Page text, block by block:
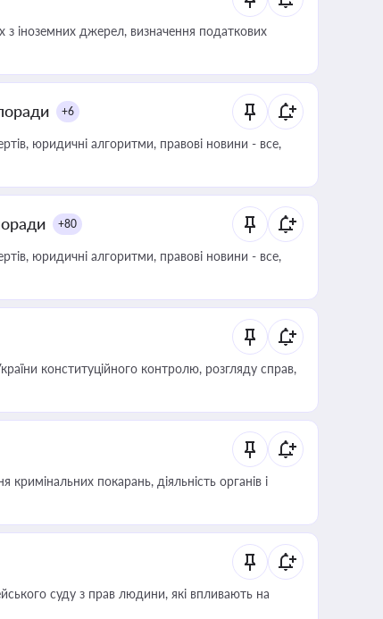
з іноземних джерел, визначення податкових
+6
юридичні алгоритми, правові новини - все,
+80
юридичні алгоритми, правові новини - все,
конституційного контролю, розгляду справ,
покарань, діяльність органів і
суду з прав людини, які впливають на